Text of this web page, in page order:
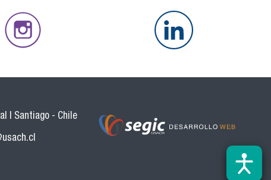
| Santiago - Chile